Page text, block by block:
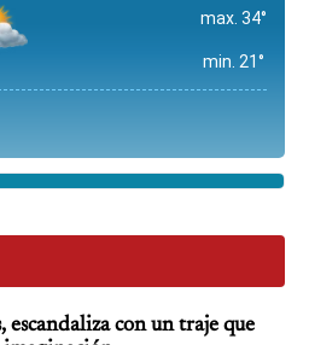
max. 34°
min. 21°
escandaliza con un traje que